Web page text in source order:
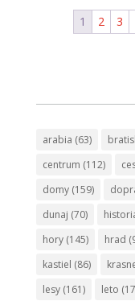
1 2 3
arabia (63)
centrum (112)
domy(159)
dunaj (70)
hory(145) hrad
kastiel (86)
lesy(161) leto